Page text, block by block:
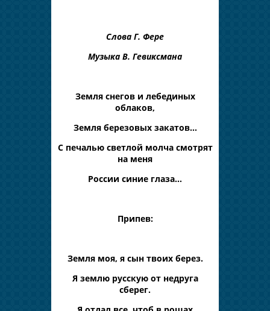
Слова Г. Фере
Музыка В. Гевиксмана
Земля снегов и лебединых
облаков,
Земля березовых закатов…
С печалью светлой молча смотрят
на меня
России синие глаза…
Припев:
Земля моя, я сын твоих берез.
Я землю русскую от недруга
сберег.